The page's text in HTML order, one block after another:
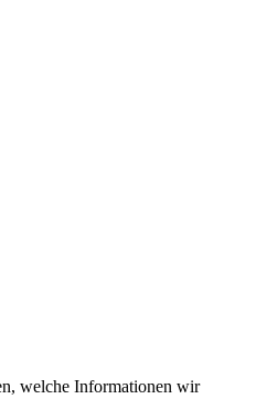
welche Informationen wir